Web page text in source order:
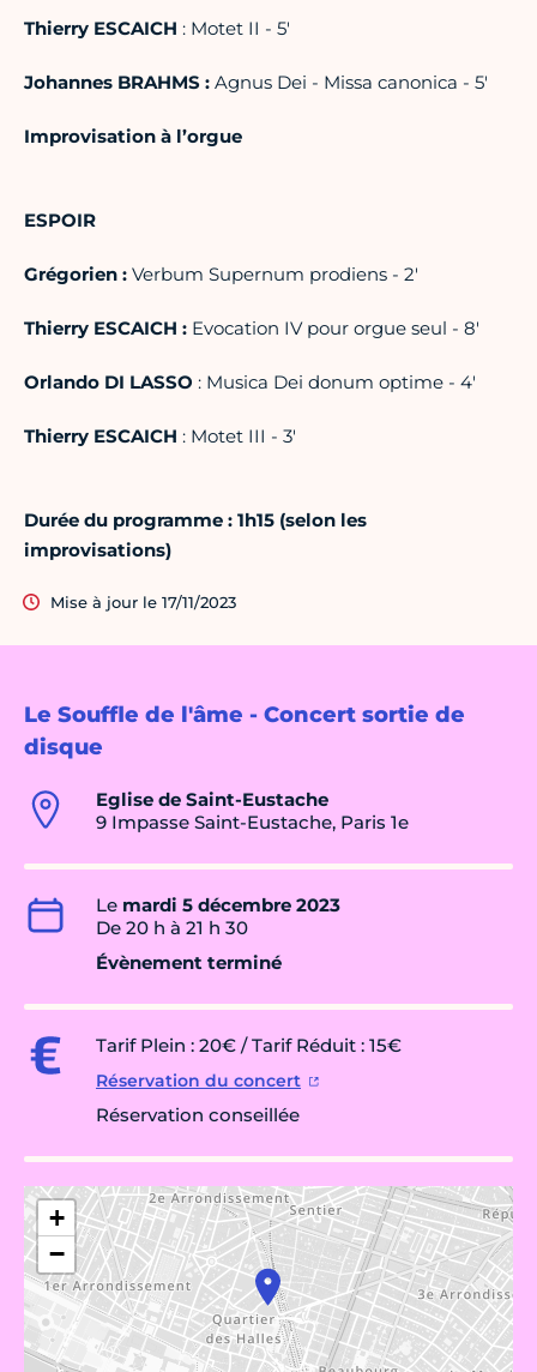
Le Souffle de l'âme - Concert sortie de
disque
Eglise de Saint-Eustache
9 Impasse Saint-Eustache, Paris 1e
Le mardi 5 décembre 2023
De 20 h à 21 h 30
Évènement terminé
Tarif Plein : 20€ / Tarif Réduit : 15€
Réservation du concert
Réservation conseillée
+
−
Thierry ESCAICH : Motet II - 5'
Johannes BRAHMS : Agnus Dei - Missa canonica - 5'
Improvisation à l’orgue
ESPOIR
Grégorien : Verbum Supernum prodiens - 2'
Thierry ESCAICH : Evocation IV pour orgue seul - 8'
Orlando DI LASSO : Musica Dei donum optime - 4'
Thierry ESCAICH : Motet III - 3'
Durée du programme : 1h15 (selon les
improvisations)
Mise à jour le 17/11/2023